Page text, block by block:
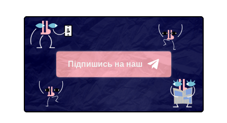
Підпишись на наш
Telegram